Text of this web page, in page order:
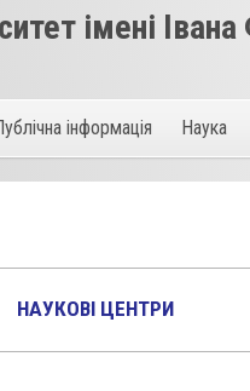
імені
інформація Наука
НАУКОВІ ЦЕНТРИ